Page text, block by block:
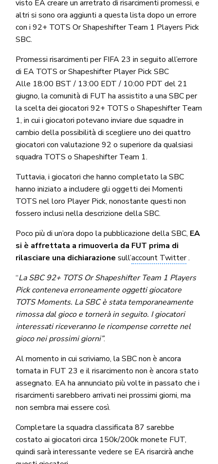
visto EA creare un arretrato di risarcimenti promessi, e
altri si sono ora aggiunti a questa lista dopo un errore
con i 92+ TOTS Or Shapeshifter Team 1 Players Pick
SBC.
Promessi risarcimenti per FIFA 23 in seguito all’errore
di EA TOTS or Shapeshifter Player Pick SBC
Alle 18:00 BST / 13:00 EDT / 10:00 PDT del 21
giugno, la comunità di FUT ha assistito a una SBC per
la scelta dei giocatori 92+ TOTS o Shapeshifter Team
1, in cui i giocatori potevano inviare due squadre in
cambio della possibilità di scegliere uno dei quattro
giocatori con valutazione 92 o superiore da qualsiasi
squadra TOTS o Shapeshifter Team 1.
Tuttavia, i giocatori che hanno completato la SBC
hanno iniziato a includere gli oggetti dei Momenti
TOTS nel loro Player Pick, nonostante questi non
fossero inclusi nella descrizione della SBC.
Poco più di un’ora dopo la pubblicazione della SBC, EA
si è affrettata a rimuoverla da FUT prima di
rilasciare una dichiarazione sull’account Twitter.
“La SBC 92+ TOTS Or Shapeshifter Team 1 Players
Pick conteneva erroneamente oggetti giocatore
TOTS Moments. La SBC è stata temporaneamente
rimossa dal gioco e tornerà in seguito. I giocatori
interessati riceveranno le ricompense corrette nel
gioco nei prossimi giorni”.
Al momento in cui scriviamo, la SBC non è ancora
tornata in FUT 23 e il risarcimento non è ancora stato
assegnato. EA ha annunciato più volte in passato che i
risarcimenti sarebbero arrivati nei prossimi giorni, ma
non sembra mai essere così.
Completare la squadra classificata 87 sarebbe
costato ai giocatori circa 150k/200k monete FUT,
quindi sarà interessante vedere se EA risarcirà anche